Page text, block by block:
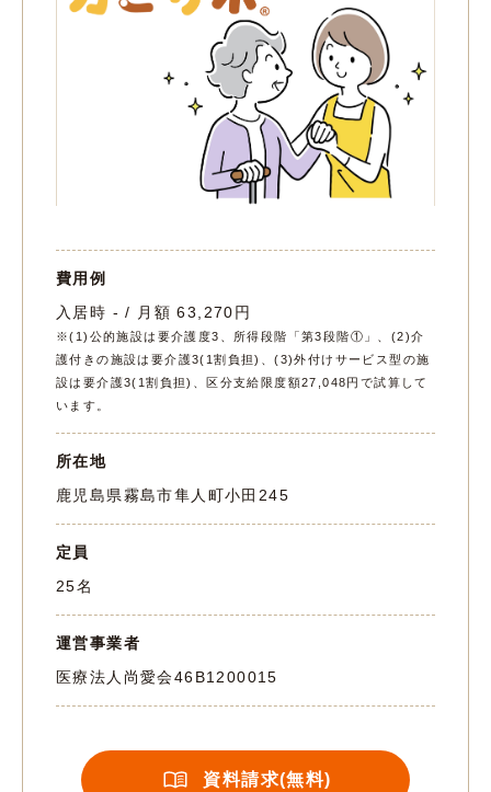
費用例
入居時 - / 月額 63,270円
※(1)公的施設は要介護度3、所得段階「第3段階①」、(2)介
護付きの施設は要介護3(1割負担)、(3)外付けサービス型の施
設は要介護3(1割負担)、区分支給限度額27,048円で試算して
います。
所在地
鹿児島県霧島市隼人町小田245
定員
25名
運営事業者
医療法人尚愛会46B1200015
資料請求(無料)